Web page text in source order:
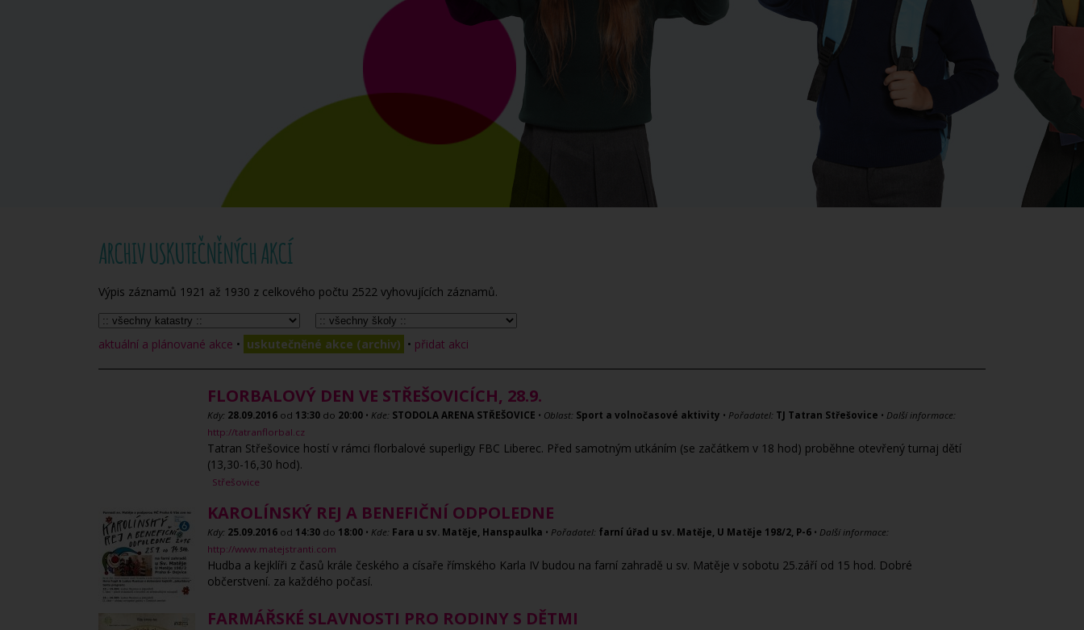
ARCHIV USKUTEČNĚNÝCH AKCÍ
Výpis záznamů 1921 až 1930 z celkového počtu 2522 vyhovujících záznamů.
aktuální a plánované akce • uskutečněné akce (archiv) • přidat akci
FLORBALOVÝ DEN VE STŘEŠOVICÍCH, 28.9.
Kdy: 28.09.2016 od 13:30 do 20:00 • Kde: STODOLA ARENA STŘEŠOVICE • Oblast: Sport a volnočasové aktivity • Pořadatel: TJ Tatran Střešovice • Další informace:
http://tatranflorbal.cz
Tatran Střešovice hostí v rámci florbalové superligy FBC Liberec. Před samotným utkáním (se začátkem v 18 hod) proběhne otevřený turnaj dětí
(13,30-16,30 hod).
Střešovice
KAROLÍNSKÝ REJ A BENEFIČNÍ ODPOLEDNE
Kdy: 25.09.2016 od 14:30 do 18:00 • Kde: Fara u sv. Matěje, Hanspaulka • Pořadatel: farní úřad u sv. Matěje, U Matěje 198/2, P-6 • Další informace:
http://www.matejstranti.com
Hudba a kejklíři z časů krále českého a císaře římského Karla IV budou na farní zahradě u sv. Matěje v sobotu 25.září od 15 hod. Dobré
občerstvení. za každého počasí.
FARMÁŘSKÉ SLAVNOSTI PRO RODINY S DĚTMI